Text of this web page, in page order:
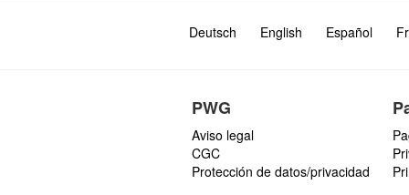
Deutsch English Español
PWG
Aviso legal
CGC
Protección de datos/privacidad